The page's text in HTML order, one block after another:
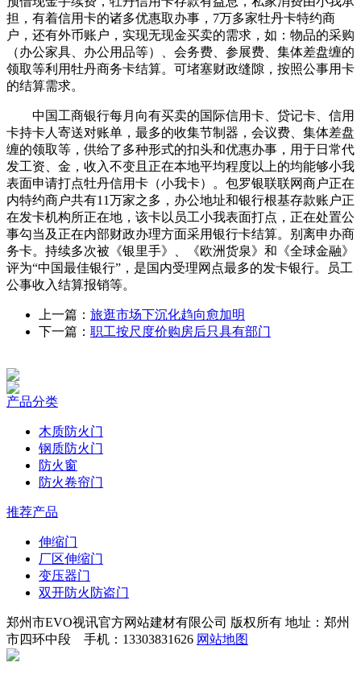
担，有着信用卡的诸多优惠取办事，7万多家牡丹卡特约商
户，还有外币账户，实现无现金买卖的需求，如：物品的采购
（办公家具、办公用品等）、会务费、参展费、集体差盘缠的
领取等利用牡丹商务卡结算。可堵塞财政缝隙，按照公事用卡
的结算需求。
中国工商银行每月向有买卖的国际信用卡、贷记卡、信用
卡持卡人寄送对账单，最多的收集节制器，会议费、集体差盘
缠的领取等，供给了多种形式的扣头和优惠办事，用于日常代
发工资、金，收入不变且正在本地平均程度以上的均能够小我
表面申请打点牡丹信用卡（小我卡）。包罗银联联网商户正在
内特约商户共有11万家之多，办公地址和银行根基存款账户正
在发卡机构所正在地，该卡以员工小我表面打点，正在处置公
事勾当及正在内部财政办理方面采用银行卡结算。别离申办商
务卡。持续多次被《银里手》、《欧洲货泉》和《全球金融》
评为“中国最佳银行”，是国内受理网点最多的发卡银行。员工
公事收入结算报销等。
上一篇： 旅逛市场下沉化趋向愈加明
下一篇： 职工按尺度价购房后只具有部门
产品分类
木质防火门
钢质防火门
防火窗
防火卷帘门
推荐产品
伸缩门
厂区伸缩门
变压器门
双开防火防盗门
郑州市EVO视讯官方网站建材有限公司 版权所有 地址：郑州
市四环中段 手机：13303831626 网站地图